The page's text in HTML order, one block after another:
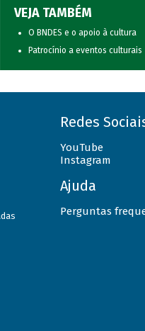
VEJA TAMBÉM
O BNDES e o apoio à cultura
Patrocínio a eventos culturais
Redes
YouTube
Instagram
Ajuda
Perguntas